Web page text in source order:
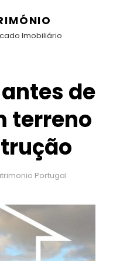
Imobiliário
de
terreno
Portugal